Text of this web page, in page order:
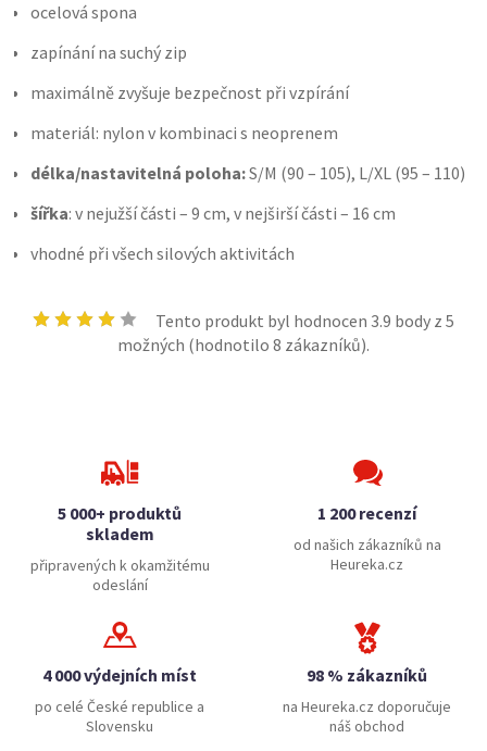
ocelová spona
zapínání na suchý zip
maximálně zvyšuje bezpečnost při vzpírání
materiál: nylon v kombinaci s neoprenem
délka/nastavitelná poloha:S/M (90 – 105), L/XL (95 – 110)
šířka: v nejužší části – 9 cm, v nejširší části – 16 cm
vhodné při všech silových aktivitách
Tento produkt byl hodnocen 3.9 body z 5
možných (hodnotilo 8 zákazníků).
5 000+ produktů
skladem
připravených k okamžitému
odeslání
1 200 recenzí
od našich zákazníků na
Heureka.cz
4 000 výdejních míst
po celé České republice a
Slovensku
98 % zákazníků
na Heureka.cz doporučuje
náš obchod